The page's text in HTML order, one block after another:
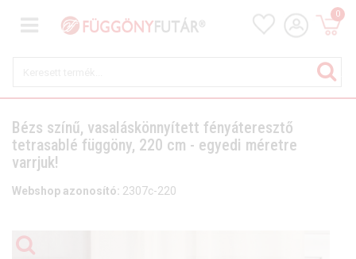
0
Bézs színű, vasaláskönnyített fényáteresztő
tetrasablé függöny, 220 cm - egyedi méretre
varrjuk!
Webshop azonosító: 2307c-220